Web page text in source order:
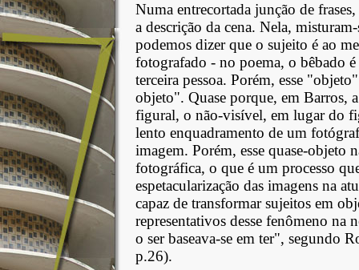
Numa entrecortada junção de
a descrição da cena. Nela,
podemos dizer que o sujeito é ao
fotografado - no poema, o bêbado
terceira pessoa. Porém, esse
objeto". Quase porque, em Barros,
figural, o não-visível, em lugar do
lento enquadramento de um
imagem. Porém, esse quase-objeto
fotográfica, o que é um processo
espetacularização das imagens na
capaz de transformar sujeitos em
representativos desse fenômeno na
o ser baseava-se em ter", segundo
p.26).